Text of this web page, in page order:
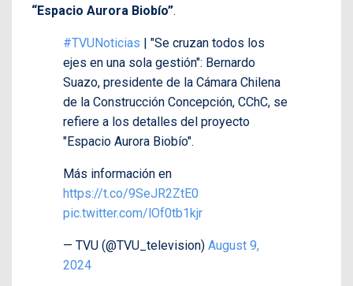
“Espacio Aurora Biobío”.
#TVUNoticias | "Se cruzan todos los
ejes en una sola gestión": Bernardo
Suazo, presidente de la Cámara Chilena
de la Construcción Concepción, CChC, se
refiere a los detalles del proyecto
"Espacio Aurora Biobío".
Más información en
https://t.co/9SeJR2ZtE0
pic.twitter.com/lOf0tb1kjr
— TVU (@TVU_television) August 9,
2024